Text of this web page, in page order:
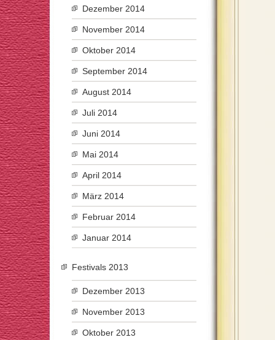
Dezember 2014
November 2014
Oktober 2014
September 2014
August 2014
Juli 2014
Juni 2014
Mai 2014
April 2014
März 2014
Februar 2014
Januar 2014
Festivals 2013
Dezember 2013
November 2013
Oktober 2013